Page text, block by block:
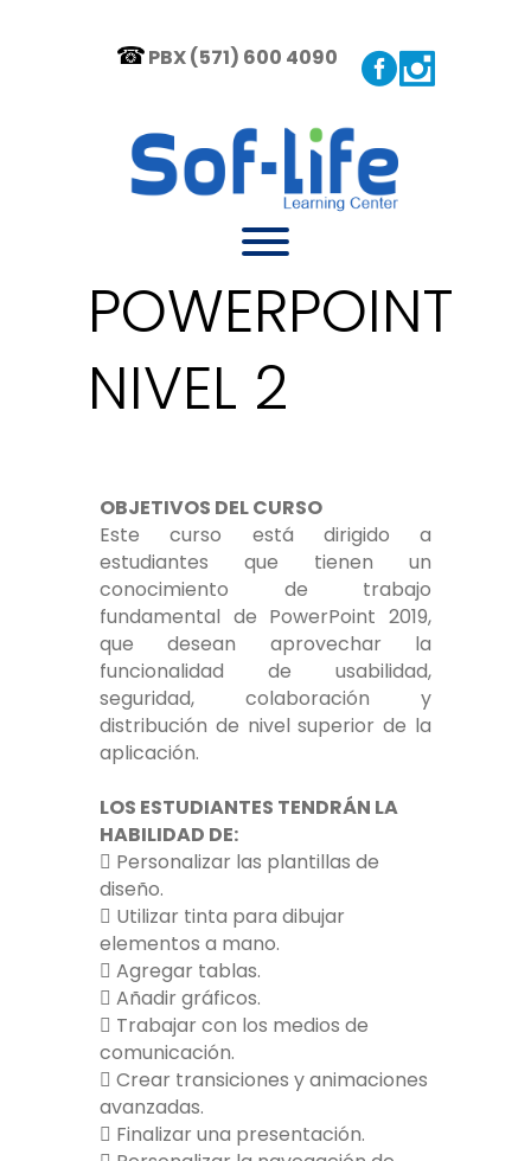
PBX (571) 600 4090
POWERPOINT
NIVEL 2
OBJETIVOS DEL CURSO
Este curso está dirigido a
estudiantes que tienen un
conocimiento de trabajo
fundamental de PowerPoint 2019,
que desean aprovechar la
funcionalidad de usabilidad,
seguridad, colaboración y
distribución de nivel superior de la
aplicación.
LOS ESTUDIANTES TENDRÁN LA
HABILIDAD DE:
 Personalizar las plantillas de
diseño.
 Utilizar tinta para dibujar
elementos a mano.
 Agregar tablas.
 Añadir gráficos.
 Trabajar con los medios de
comunicación.
 Crear transiciones y animaciones
avanzadas.
 Finalizar una presentación.